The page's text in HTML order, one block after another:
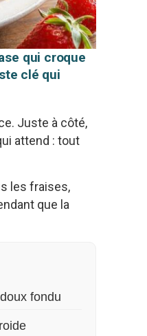
qui croque
clé qui
Juste à côté,
attend : tout
les fraises,
que la
fondu